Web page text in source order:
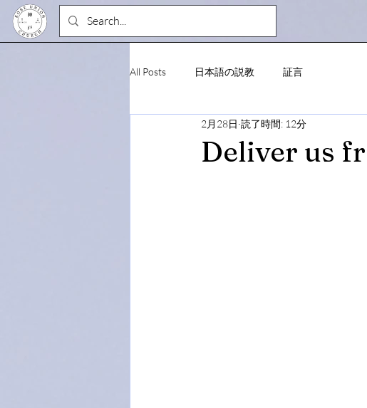
All Posts 日本語の説教 証言
Deliver us
2月28日 読了時間: 12分